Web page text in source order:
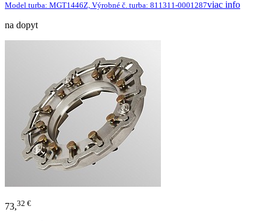
Model turba: MGT1446Z, Výrobné č. turba: 811311-0001287viac info
na dopyt
73,32 €